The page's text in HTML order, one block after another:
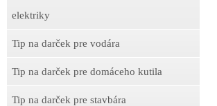
elektriky
Tip na darček pre vodára
Tip na darček pre domáceho kutila
Tip na darček pre stavbára